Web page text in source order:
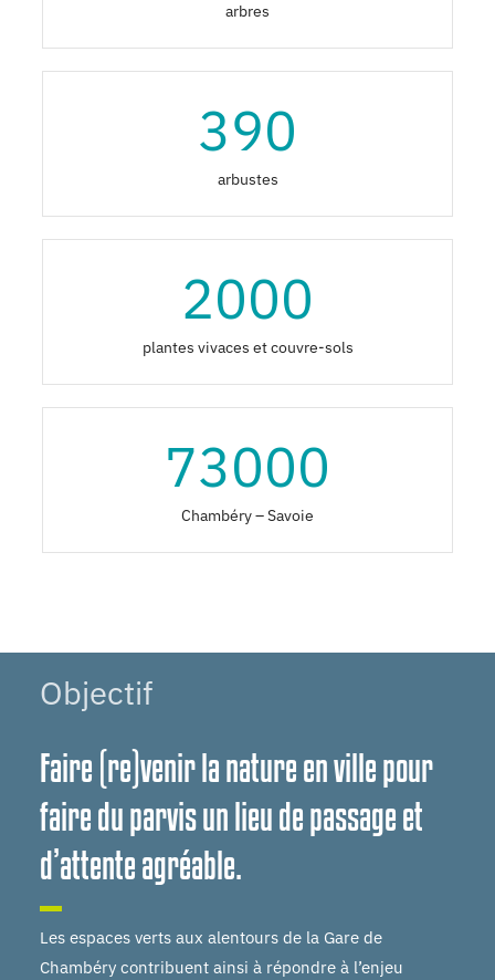
arbres
390
arbustes
2000
plantes vivaces et couvre-sols
73000
Chambéry – Savoie
Objectif
Faire (re)venir la nature en ville pour
faire du parvis un lieu de passage et
d’attente agréable.
Les espaces verts aux alentours de la Gare de
Chambéry contribuent ainsi à répondre à l’enjeu